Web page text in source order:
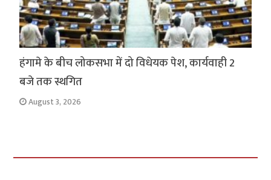
हंगामे के बीच लोकसभा में दो विधेयक पेश, कार्यवाही 2
बजे तक स्थगित
August 3, 2026